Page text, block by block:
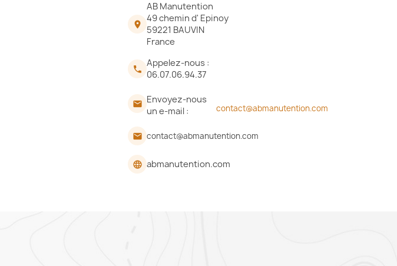

AB Manutention
49 chemin d' Epinoy
59221 BAUVIN
France
 Appelez-nous :
06.07.06.94.37
 Envoyez-nous
un e-mail :
contact@abmanutention.com
email contact@abmanutention.com
language abmanutention.com